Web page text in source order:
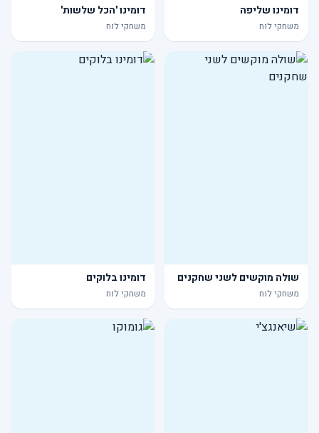
דומינו שליפה
משחקי לוח
דומינו 'הכל שלשות'
משחקי לוח
שולה מוקשים לשני שחקנים
משחקי לוח
דומינו בלוקים
משחקי לוח